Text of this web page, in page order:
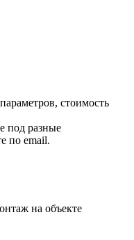
стоимость
под разные
по email.